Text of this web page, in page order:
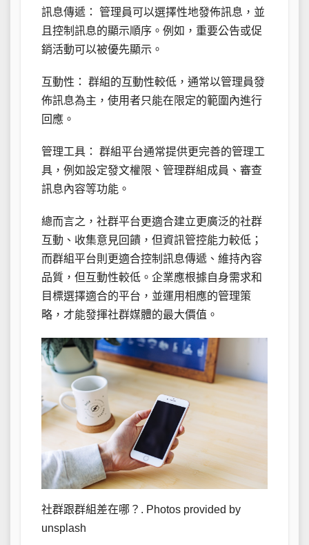
訊息傳遞： 管理員可以選擇性地發佈訊息，並
且控制訊息的顯示順序。例如，重要公告或促
銷活動可以被優先顯示。
互動性： 群組的互動性較低，通常以管理員發
佈訊息為主，使用者只能在限定的範圍內進行
回應。
管理工具： 群組平台通常提供更完善的管理工
具，例如設定發文權限、管理群組成員、審查
訊息內容等功能。
總而言之，社群平台更適合建立更廣泛的社群
互動、收集意見回饋，但資訊管控能力較低；
而群組平台則更適合控制訊息傳遞、維持內容
品質，但互動性較低。企業應根據自身需求和
目標選擇適合的平台，並運用相應的管理策
略，才能發揮社群媒體的最大價值。
社群跟群組差在哪？. Photos provided by
unsplash